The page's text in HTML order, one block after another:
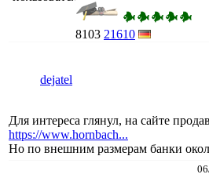
8103 21610
dejatel
Для интереса глянул, на сайте
https://www.hornbach...
Но по внешним размерам банки